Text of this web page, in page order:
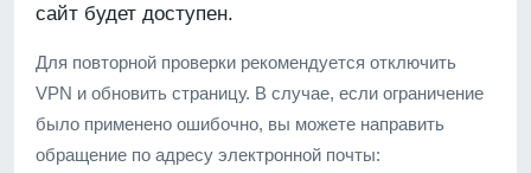
сайт будет доступен.
Для повторной проверки рекомендуется отключить
VPN и обновить страницу. В случае, если ограничение
было применено ошибочно, вы можете направить
обращение по адресу электронной почты: